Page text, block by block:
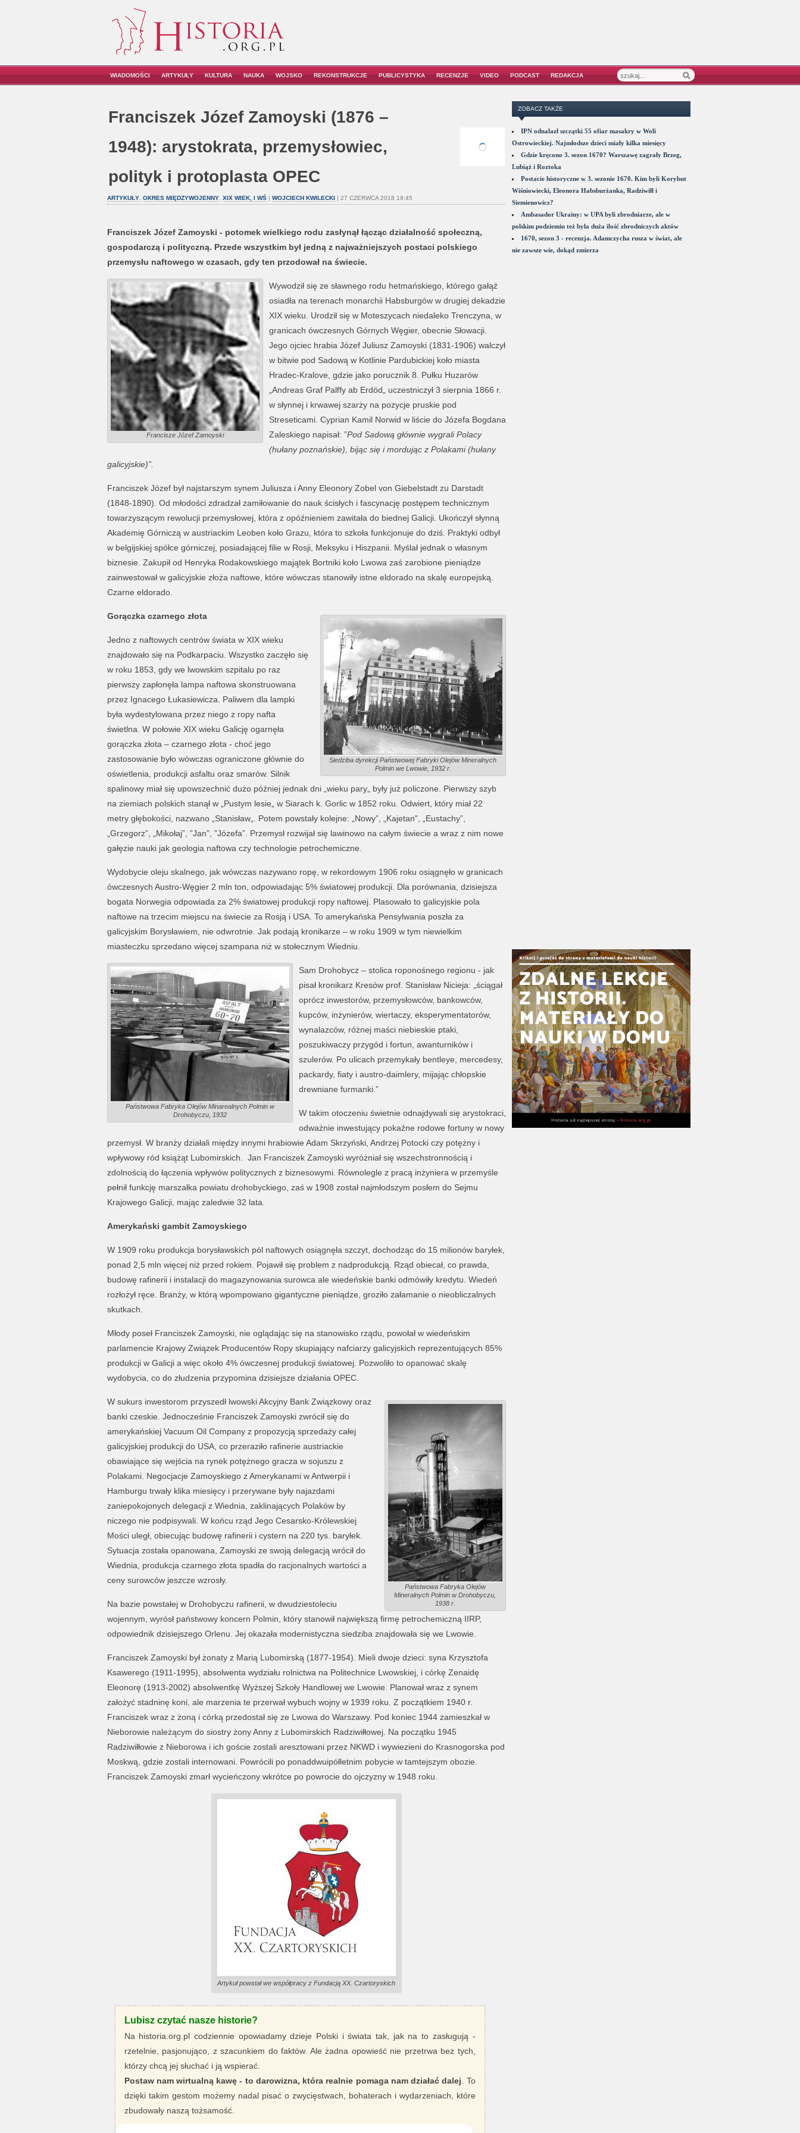
WIADOMOŚCI ARTYKUŁY KULTURA NAUKA WOJSKO REKONSTRUKCJE PUBLICYSTYKA RECENZJE VIDEO PODCAST REDAKCJA
Franciszek Józef Zamoyski (1876 –
1948): arystokrata, przemysłowiec,
polityk i protoplasta OPEC
ARTYKUŁY, OKRES MIĘDZYWOJENNY, XIX WIEK, I WŚ| WOJCIECH KWILECKI| 27 CZERWCA 2018 19:45
Franciszek Józef Zamoyski - potomek wielkiego rodu zasłynął łącząc działalność społeczną,
gospodarczą i polityczną. Przede wszystkim był jedną z najważniejszych postaci polskiego
przemysłu naftowego w czasach, gdy ten przodował na świecie.
Francisze Józef Zamoyski
Wywodził się ze sławnego rodu hetmańskiego, którego gałąź
osiadła na terenach monarchii Habsburgów w drugiej dekadzie
XIX wieku. Urodził się w Moteszycach niedaleko Trenczyna, w
granicach ówczesnych Górnych Węgier, obecnie Słowacji.
Jego ojciec hrabia Józef Juliusz Zamoyski (1831-1906) walczył
w bitwie pod Sadową w Kotlinie Pardubickiej koło miasta
Hradec-Kralove, gdzie jako porucznik 8. Pułku Huzarów
„Andreas Graf Palffy ab Erdöd„ uczestniczył 3 sierpnia 1866 r.
w słynnej i krwawej szarży na pozycje pruskie pod
Streseticami. Cyprian Kamil Norwid w liście do Józefa Bogdana
Zaleskiego napisał: ”Pod Sadową głównie wygrali Polacy
(hułany poznańskie), bijąc się i mordując z Polakami (hułany
galicyjskie)”.
Franciszek Józef był najstarszym synem Juliusza i Anny Eleonory Zobel von Giebelstadt zu Darstadt
(1848-1890). Od młodości zdradzał zamiłowanie do nauk ścisłych i fascynację postępem technicznym
towarzyszącym rewolucji przemysłowej, która z opóźnieniem zawitała do biednej Galicji. Ukończył słynną
Akademię Górniczą w austriackim Leoben koło Grazu, która to szkoła funkcjonuje do dziś. Praktyki odbył
w belgijskiej spółce górniczej, posiadającej filie w Rosji, Meksyku i Hiszpanii. Myślał jednak o własnym
biznesie. Zakupił od Henryka Rodakowskiego majątek Bortniki koło Lwowa zaś zarobione pieniądze
zainwestował w galicyjskie złoża naftowe, które wówczas stanowiły istne eldorado na skalę europejską.
Czarne eldorado.
Siedziba dyrekcji Państwowej Fabryki Olejów Mineralnych
Polmin we Lwowie, 1932 r.
Gorączka czarnego złota
Jedno z naftowych centrów świata w XIX wieku
znajdowało się na Podkarpaciu. Wszystko zaczęło się
w roku 1853, gdy we lwowskim szpitalu po raz
pierwszy zapłonęła lampa naftowa skonstruowana
przez Ignacego Łukasiewicza. Paliwem dla lampki
była wydestylowana przez niego z ropy nafta
świetlna. W połowie XIX wieku Galicję ogarnęła
gorączka złota – czarnego złota - choć jego
zastosowanie było wówczas ograniczone głównie do
oświetlenia, produkcji asfaltu oraz smarów. Silnik
spalinowy miał się upowszechnić dużo później jednak dni „wieku pary„ były już policzone. Pierwszy szyb
na ziemiach polskich stanął w „Pustym lesie„ w Siarach k. Gorlic w 1852 roku. Odwiert, który miał 22
metry głębokości, nazwano „Stanisław„. Potem powstały kolejne: „Nowy”, „Kajetan”, „Eustachy”,
„Grzegorz”, „Mikołaj”, ”Jan”, ”Józefa”. Przemysł rozwijał się lawinowo na całym świecie a wraz z nim nowe
gałęzie nauki jak geologia naftowa czy technologie petrochemiczne.
Wydobycie oleju skalnego, jak wówczas nazywano ropę, w rekordowym 1906 roku osiągnęło w granicach
ówczesnych Austro-Węgier 2 mln ton, odpowiadając 5% światowej produkcji. Dla porównania, dzisiejsza
bogata Norwegia odpowiada za 2% światowej produkcji ropy naftowej. Plasowało to galicyjskie pola
naftowe na trzecim miejscu na świecie za Rosją i USA. To amerykańska Pensylwania poszła za
galicyjskim Borysławiem, nie odwrotnie. Jak podają kronikarze – w roku 1909 w tym niewielkim
miasteczku sprzedano więcej szampana niż w stołecznym Wiedniu.
Państwowa Fabryka Olejów Minarealnych Polmin w
Drohobyczu, 1932
Sam Drohobycz – stolica roponośnego regionu - jak
pisał kronikarz Kresów prof. Stanisław Nicieja: „ściągał
oprócz inwestorów, przemysłowców, bankowców,
kupców, inżynierów, wiertaczy, eksperymentatorów,
wynalazców, różnej maści niebieskie ptaki,
poszukiwaczy przygód i fortun, awanturników i
szulerów. Po ulicach przemykały bentleye, mercedesy,
packardy, fiaty i austro-daimlery, mijając chłopskie
drewniane furmanki.”
W takim otoczeniu świetnie odnajdywali się arystokraci,
odważnie inwestujący pokaźne rodowe fortuny w nowy
przemysł. W branży działali między innymi hrabiowie Adam Skrzyński, Andrzej Potocki czy potężny i
wpływowy ród książąt Lubomirskich.
Jan Franciszek Zamoyski wyróżniał się wszechstronnością i
zdolnością do łączenia wpływów politycznych z biznesowymi. Równolegle z pracą inżyniera w przemyśle
pełnił funkcję marszałka powiatu drohobyckiego, zaś w 1908 został najmłodszym posłem do Sejmu
Krajowego Galicji, mając zaledwie 32 lata.
Amerykański gambit Zamoyskiego
W 1909 roku produkcja borysławskich pól naftowych osiągnęła szczyt, dochodząc do 15 milionów baryłek,
ponad 2,5 mln więcej niż przed rokiem. Pojawił się problem z nadprodukcją. Rząd obiecał, co prawda,
budowę rafinerii i instalacji do magazynowania surowca ale wiedeńskie banki odmówiły kredytu. Wiedeń
rozłożył ręce. Branży, w którą wpompowano gigantyczne pieniądze, groziło załamanie o nieobliczalnych
skutkach.
Młody poseł Franciszek Zamoyski, nie oglądając się na stanowisko rządu, powołał w wiedeńskim
parlamencie Krajowy Związek Producentów Ropy skupiający nafciarzy galicyjskich reprezentujących 85%
produkcji w Galicji a więc około 4% ówczesnej produkcji światowej. Pozwoliło to opanować skalę
wydobycia, co do złudzenia przypomina dzisiejsze działania OPEC.
Państwowa Fabryka Olejów
Mineralnych Polmin w Drohobyczu,
1938 r.
W sukurs inwestorom przyszedł lwowski Akcyjny Bank Związkowy oraz
banki czeskie. Jednocześnie Franciszek Zamoyski zwrócił się do
amerykańskiej Vacuum Oil Company z propozycją sprzedaży całej
galicyjskiej produkcji do USA, co przeraziło rafinerie austriackie
obawiające się wejścia na rynek potężnego gracza w sojuszu z
Polakami. Negocjacje Zamoyskiego z Amerykanami w Antwerpii i
Hamburgu trwały klika miesięcy i przerywane były najazdami
zaniepokojonych delegacji z Wiednia, zaklinających Polaków by
niczego nie podpisywali. W końcu rząd Jego Cesarsko-Królewskiej
Mości uległ, obiecując budowę rafinerii i cystern na 220 tys. baryłek.
Sytuacja została opanowana, Zamoyski ze swoją delegacją wrócił do
Wiednia, produkcja czarnego złota spadła do racjonalnych wartości a
ceny surowców jeszcze wzrosły.
Na bazie powstałej w Drohobyczu rafinerii, w dwudziestoleciu
wojennym, wyrósł państwowy koncern Polmin, który stanowił największą firmę petrochemiczną IIRP,
odpowiednik dzisiejszego Orlenu. Jej okazała modernistyczna siedziba znajdowała się we Lwowie.
Franciszek Zamoyski był żonaty z Marią Lubomirską (1877-1954). Mieli dwoje dzieci: syna Krzysztofa
Ksawerego (1911-1995), absolwenta wydziału rolnictwa na Politechnice Lwowskiej, i córkę Zenaidę
Eleonorę (1913-2002) absolwentkę Wyższej Szkoły Handlowej we Lwowie. Planował wraz z synem
założyć stadninę koni, ale marzenia te przerwał wybuch wojny w 1939 roku. Z początkiem 1940 r.
Franciszek wraz z żoną i córką przedostał się ze Lwowa do Warszawy. Pod koniec 1944 zamieszkał w
Nieborowie należącym do siostry żony Anny z Lubomirskich Radziwiłłowej. Na początku 1945
Radziwiłłowie z Nieborowa i ich goście zostali aresztowani przez NKWD i wywiezieni do Krasnogorska pod
Moskwą, gdzie zostali internowani. Powrócili po ponaddwuipółletnim pobycie w tamtejszym obozie.
Franciszek Zamoyski zmarł wycieńczony wkrótce po powrocie do ojczyzny w 1948 roku.
Artykuł powstał we współpracy z Fundacją XX. Czartoryskich
Lubisz czytać nasze historie?
Na historia.org.pl codziennie opowiadamy dzieje Polski i świata tak, jak na to zasługują -
rzetelnie, pasjonująco, z szacunkiem do faktów. Ale żadna opowieść nie przetrwa bez tych,
którzy chcą jej słuchać i ją wspierać.
Postaw nam wirtualną kawę - to darowizna, która realnie pomaga nam działać dalej . To
dzięki takim gestom możemy nadal pisać o zwycięstwach, bohaterach i wydarzeniach, które
zbudowały naszą tożsamość.
ZOBACZ TAKŻE
IPN odnalazł szczątki 55 ofiar masakry w Woli
Ostrowieckiej. Najmłodsze dzieci miały kilka miesięcy
Gdzie kręcono 3. sezon 1670? Warszawę zagrały Brzeg,
Lubiąż i Roztoka
Postacie historyczne w 3. sezonie 1670. Kim byli Korybut
Wiśniowiecki, Eleonora Habsburżanka, Radziwiłł i
Siemienowicz?
Ambasador Ukrainy: w UPA byli zbrodniarze, ale w
polskim podziemiu też była duża ilość zbrodniczych aktów
1670, sezon 3 - recenzja. Adamczycha rusza w świat, ale
nie zawsze wie, dokąd zmierza